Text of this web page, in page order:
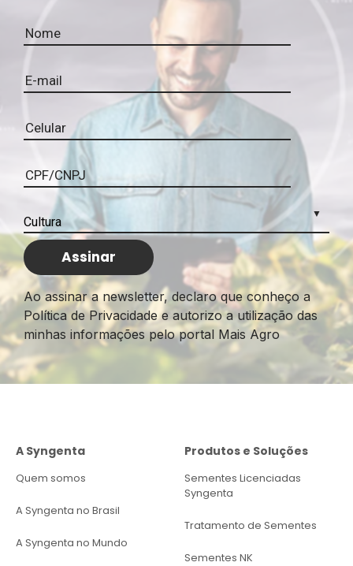
Ao assinar a newsletter, declaro que conheço a
Política de Privacidade e autorizo a utilização das
minhas informações pelo portal Mais Agro
A Syngenta
Quem somos
A Syngenta no Brasil
A Syngenta no Mundo
Produtos e Soluções
Sementes Licenciadas
Syngenta
Tratamento de Sementes
Sementes NK